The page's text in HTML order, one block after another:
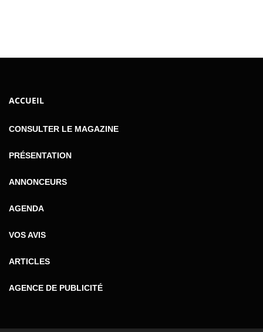
ACCUEIL
CONSULTER LE MAGAZINE
PRÉSENTATION
ANNONCEURS
AGENDA
VOS AVIS
ARTICLES
AGENCE DE PUBLICITÉ